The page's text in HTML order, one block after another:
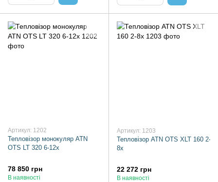
Артикул: 1202
Тепловізор монокуляр ATN
OTS LT 320 6-12x
78 850 грн
В наявності
Артикул: 1203
Тепловізор ATN OTS XLT 160 2-
8x
22 272 грн
В наявності